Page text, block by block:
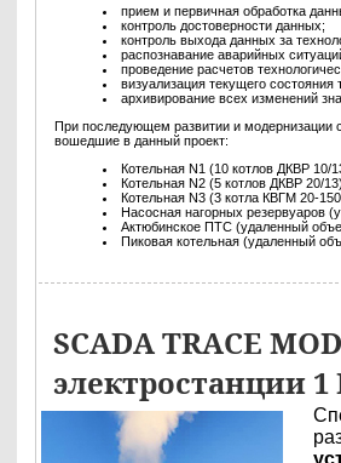
прием и первичная обработка
контроль достоверности данных;
контроль выхода данных за
распознавание аварийных
проведение расчетов
визуализация текущего
архивирование всех изменений
При последующем развитии и модернизации
вошедшие в данный проект:
Котельная N1 (10 котлов ДКВР 10/
Котельная N2 (5 котлов ДКВР 20/
Котельная N3 (3 котла КВГМ 20-
Насосная нагорных резервуаров
Актюбинское ПТС (удаленный
Пиковая котельная (удаленный
SCADA TRACE
электростанции